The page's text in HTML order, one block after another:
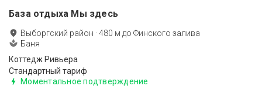
База отдыха Мы здесь
Выборгский район ·480 м до Финского залива
Баня
Коттедж Ривьера
Стандартный тариф
Моментальное подтверждение